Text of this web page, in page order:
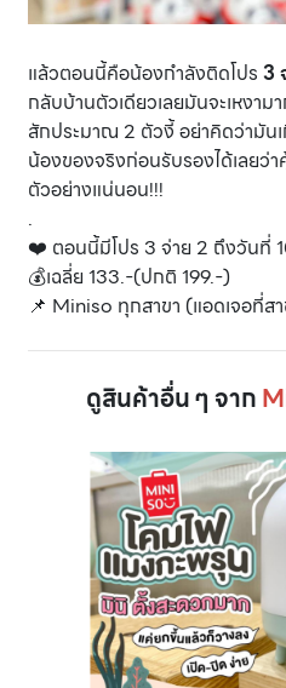
แล้วตอนนี้คือน้องกำลังติดโปร 3
กลับบ้านตัวเดียวเลยมันจะเหงา
สักประมาณ 2 ตัวงี้ อย่าคิดว่ามัน
น้องของจริงก่อนรับรองได้เลย
ตัวอย่างแน่นอน!!!
.
❤️ ตอนนี้มีโปร 3 จ่าย 2 ถึงวันที่
💰เฉลี่ย 133.-(ปกติ 199.-)
📌 Miniso ทุกสาขา (แอดเจอที่ส
ดูสินค้าอื่น ๆ จาก